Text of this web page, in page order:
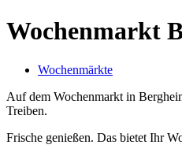
Wochenmarkt
Wochenmärkte
Auf dem Wochenmarkt in
Treiben.
Frische genießen. Das bietet Ihr